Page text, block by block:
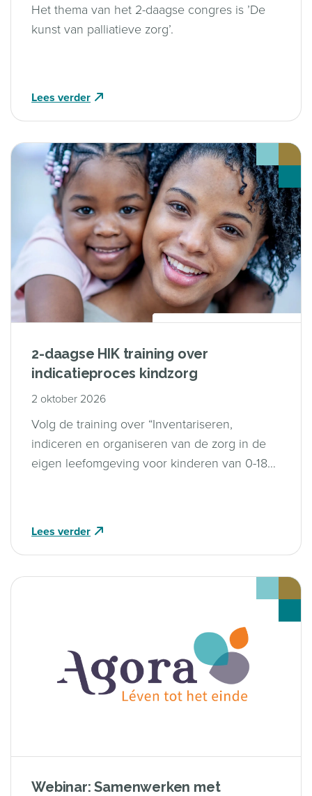
Het thema van het 2-daagse congres is ’De
kunst van palliatieve zorg’.
Lees verder
2-daagse HIK training over
indicatieproces kindzorg
2 oktober 2026
Volg de training over “Inventariseren,
indiceren en organiseren van de zorg in de
eigen leefomgeving voor kinderen van 0-18
Lees verder
Webinar: Samenwerken met